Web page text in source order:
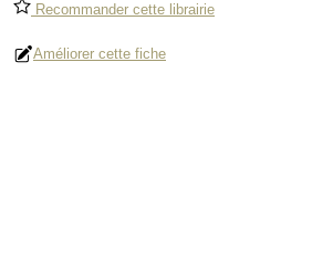
Recommander cette librairie
Améliorer cette fiche